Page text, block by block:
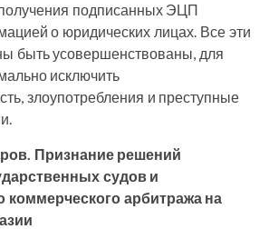
подписанных ЭЦП
о юридических лицах. Все эти
быть усовершенствованы, для
исключить
злоупотребления и преступные
Признание решений
судов и
коммерческого арбитража на